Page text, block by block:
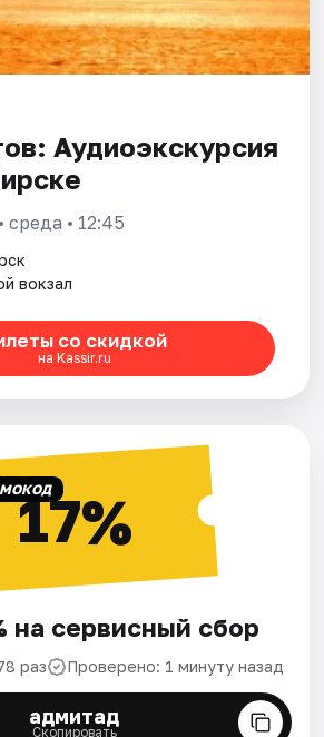
Аудиоэкскурсия
• среда • 12:45
вокзал
со скидкой
на Kassir.ru
17%
на сервисный сбор
раз Проверено: 1 минуту назад
адмитад
Скопировать